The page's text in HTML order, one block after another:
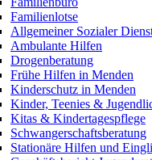
Familienlotse
Allgemeiner Sozialer
Ambulante Hilfen
Drogenberatung
Frühe Hilfen in Menden
Kinderschutz in Menden
Kinder, Teenies &
Kitas & Kindertagespflege
Schwangerschaftsberatung
Stationäre Hilfen und